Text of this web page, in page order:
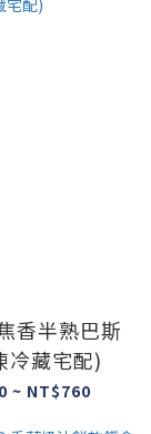
香半熟巴斯
冷藏宅配)
~ NT$760